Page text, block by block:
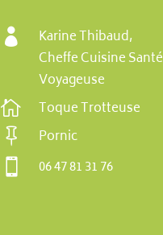

Karine Thibaud,
Cheffe Cuisine Santé
Voyageuse
 Toque Trotteuse
 Pornic
 06 47 81 31 76